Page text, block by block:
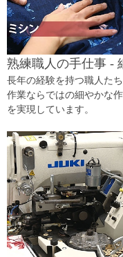
熟練職人の手仕事 -
長年の経験を持つ職人た
作業ならではの細やかな
を実現しています。